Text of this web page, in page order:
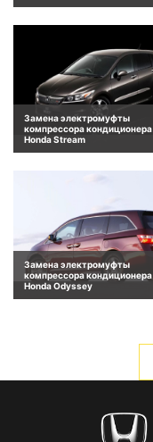
Замена электромуфты
компрессора кондиционера
Honda Stream
Замена электромуфты
компрессора кондиционера
Honda Odyssey